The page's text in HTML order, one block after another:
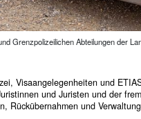
Grenzpolizeilichen Abteilungen der
Visaangelegenheiten und
und Juristen und der
Rückübernahmen und